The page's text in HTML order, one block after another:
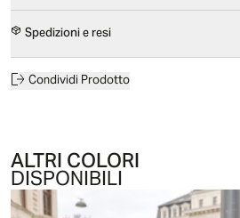
Spedizioni e resi
Condividi Prodotto
ALTRI COLORI
DISPONIBILI